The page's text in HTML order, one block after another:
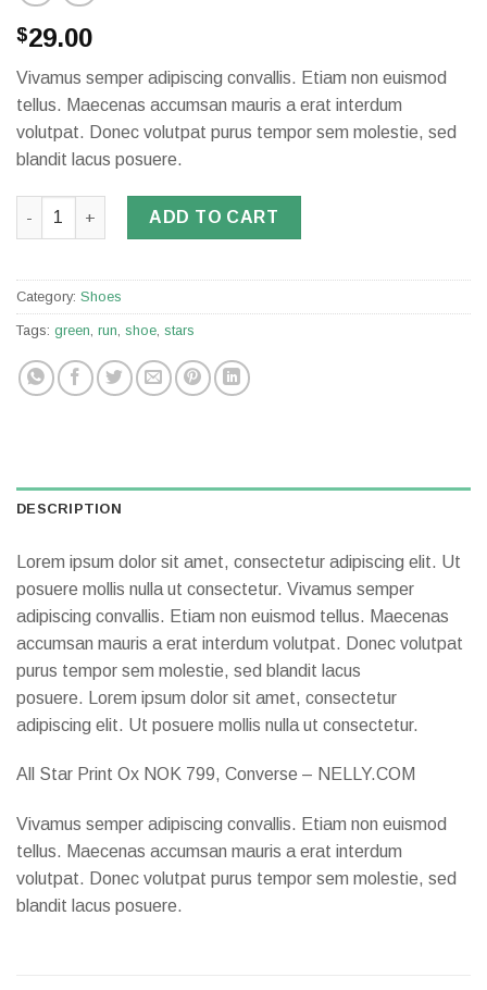
$29.00
Vivamus semper adipiscing convallis. Etiam non euismod
tellus. Maecenas accumsan mauris a erat interdum
volutpat. Donec volutpat purus tempor sem molestie, sed
blandit lacus posuere.
All Star Print Ox Converse quantity
ADD TO CART
Category: Shoes
Tags: green run shoe stars
DESCRIPTION
Lorem ipsum dolor sit amet, consectetur adipiscing elit. Ut
posuere mollis nulla ut consectetur. Vivamus semper
adipiscing convallis. Etiam non euismod tellus. Maecenas
accumsan mauris a erat interdum volutpat. Donec volutpat
purus tempor sem molestie, sed blandit lacus
posuere. Lorem ipsum dolor sit amet, consectetur
adipiscing elit. Ut posuere mollis nulla ut consectetur.
All Star Print Ox NOK 799, Converse – NELLY.COM
Vivamus semper adipiscing convallis. Etiam non euismod
tellus. Maecenas accumsan mauris a erat interdum
volutpat. Donec volutpat purus tempor sem molestie, sed
blandit lacus posuere.